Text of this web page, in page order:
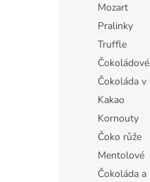
Mozart
Pralinky
Truffle
Čokoláda v
Kakao
Kornouty
Čoko růže
Mentolové
Čokoláda